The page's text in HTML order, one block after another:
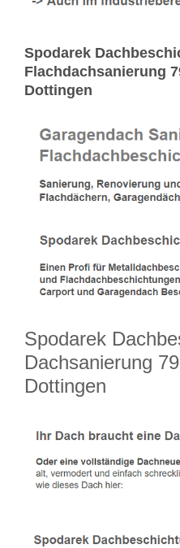
Spodarek
Flachdachsanierung
Dottingen
Spodarek
Dachsanierung
Dottingen